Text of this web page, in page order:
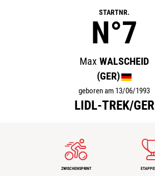
STARTNR.
N°7
Max WALSCHEID
(GER)
geboren am 13/06/1993
LIDL-TREK/GER
ZWISCHENSPRINT